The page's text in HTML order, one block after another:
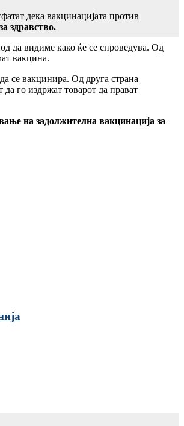
дека вакцинацијата против
здравство.
да видиме како ќе се спроведува. Од
вакцина.
се вакцинира. Од друга страна
го издржат товарот да прават
на задолжителна вакцинација за